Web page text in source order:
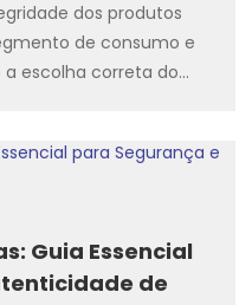
dos produtos
de consumo e
escolha correta do
Guia Essencial
de